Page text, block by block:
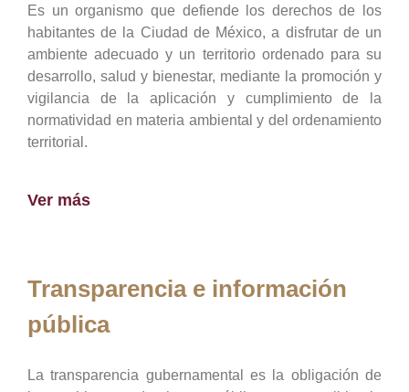
Es un organismo que defiende los derechos de los
habitantes de la Ciudad de México, a disfrutar de un
ambiente adecuado y un territorio ordenado para su
desarrollo, salud y bienestar, mediante la promoción y
vigilancia de la aplicación y cumplimiento de la
normatividad en materia ambiental y del ordenamiento
territorial.
Ver más
Transparencia e información
pública
La transparencia gubernamental es la obligación de